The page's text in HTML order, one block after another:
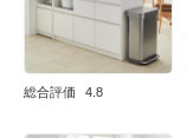
総合評価 4.8